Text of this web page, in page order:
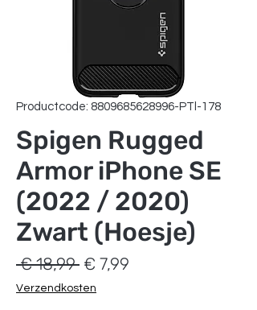
Productcode: 8809685628996-PTl-178
Spigen Rugged
Armor iPhone SE
(2022 / 2020)
Zwart (Hoesje)
€ 18,99 Normale
prijs
€ 7,99
Verzendkosten